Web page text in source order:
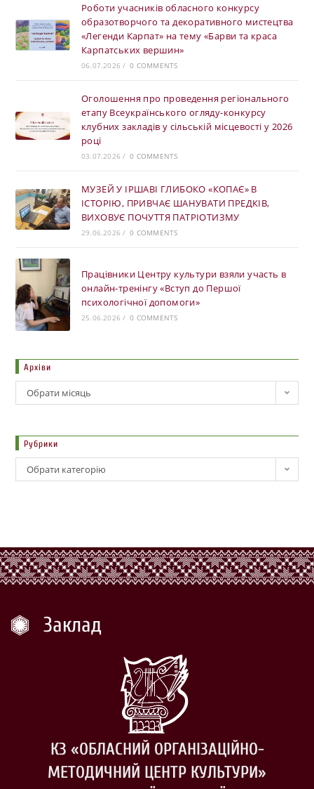
Роботи учасників обласного конкурсу
образотворчого та декоративного мистецтва
«Легенди Карпат» на тему «Барви та краса
Карпатських вершин»
06.07.2026 / 0 COMMENTS
Оголошення про проведення регіонального
етапу Всеукраїнського огляду-конкурсу
клубних закладів у сільській місцевості у 2026
році
03.07.2026 / 0 COMMENTS
МУЗЕЙ У ІРШАВІ ГЛИБОКО «КОПАЄ» В
ІСТОРІЮ, ПРИВЧАЄ ШАНУВАТИ ПРЕДКІВ,
ВИХОВУЄ ПОЧУТТЯ ПАТРІОТИЗМУ
29.06.2026 / 0 COMMENTS
Працівники Центру культури взяли участь в
онлайн-тренінгу «Вступ до Першої
психологічної допомоги»
25.06.2026 / 0 COMMENTS
Архіви
Обрати місяць
Рубрики
Обрати категорію
Заклад
КЗ «ОБЛАСНИЙ ОРГАНІЗАЦІЙНО-
МЕТОДИЧНИЙ ЦЕНТР КУЛЬТУРИ»